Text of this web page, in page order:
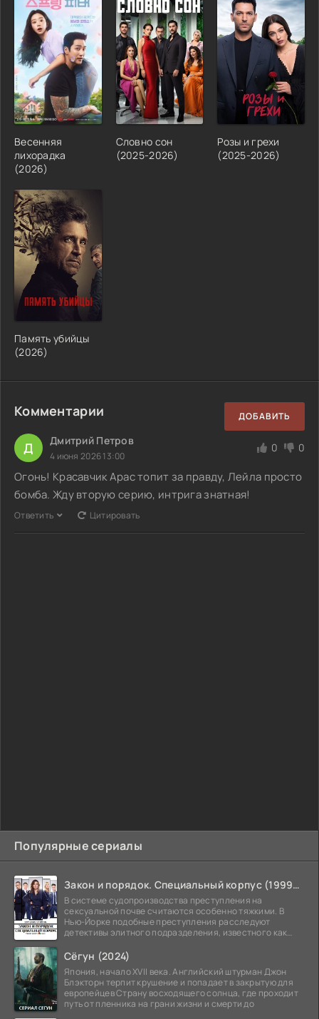
Популярные сериалы
Закон и порядок. Специальный корпус (1999-2026)
В системе судопроизводства преступления на
сексуальной почве считаются особенно тяжкими. В
Нью-Йорке подобные преступления расследуют
детективы элитного подразделения, известного как
Сёгун (2024)
Япония, начало XVII века. Английский штурман Джон
Блэкторн терпит крушение и попадает в закрытую для
европейцев Страну восходящего солнца, где проходит
путь от пленника на грани жизни и смерти до
Весенняя
лихорадка
(2026)
Словно сон
(2025-2026)
Розы и грехи
(2025-2026)
Память убийцы
(2026)
Комментарии ДОБАВИТЬ
Д Дмитрий Петров
4 июня 2026 13:00
0 0
Огонь! Красавчик Арас топит за правду, Лейла просто
бомба. Жду вторую серию, интрига знатная!
Ответить Цитировать